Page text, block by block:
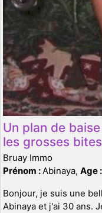
Un plan de
les grosses bites
Bruay Immo
Prénom :Abinaya, Age :
Bonjour, je suis une
Abinaya et j'ai 30 ans.